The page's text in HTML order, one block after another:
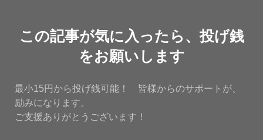
この記事が気に入ったら、投げ銭
をお願いします
最小15円から投げ銭可能！ 皆様からのサポートが、
励みになります。
ご支援ありがとうございます！